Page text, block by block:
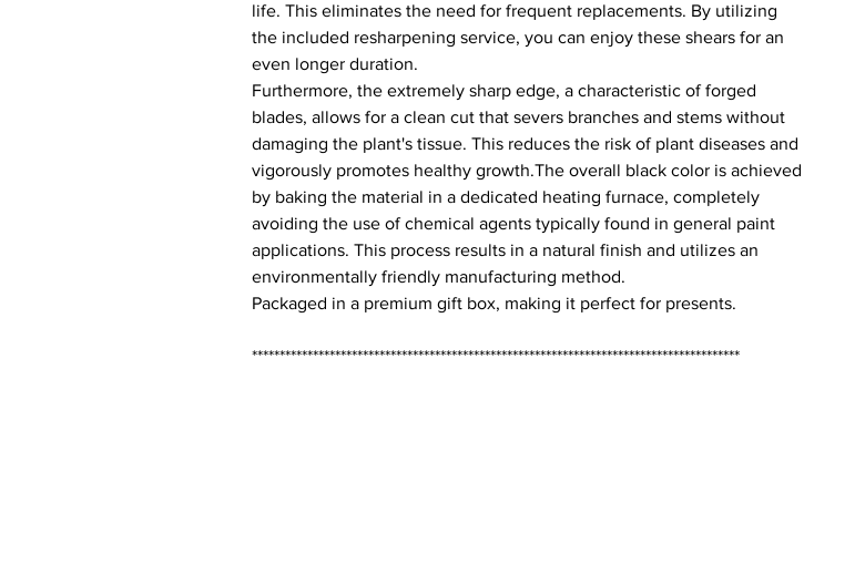
life. This eliminates the need for frequent replacements. By utilizing
the included resharpening service, you can enjoy these shears for an
even longer duration.
Furthermore, the extremely sharp edge, a characteristic of forged
blades, allows for a clean cut that severs branches and stems without
damaging the plant's tissue. This reduces the risk of plant diseases and
vigorously promotes healthy growth.The overall black color is achieved
by baking the material in a dedicated heating furnace, completely
avoiding the use of chemical agents typically found in general paint
applications. This process results in a natural finish and utilizes an
environmentally friendly manufacturing method.
Packaged in a premium gift box, making it perfect for presents.
****************************************************************************************